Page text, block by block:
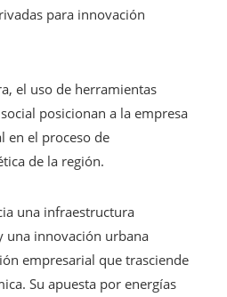
para innovación
el uso de herramientas
posicionan a la empresa
en el proceso de
de la región.
una infraestructura
una innovación urbana
empresarial que trasciende
Su apuesta por energías